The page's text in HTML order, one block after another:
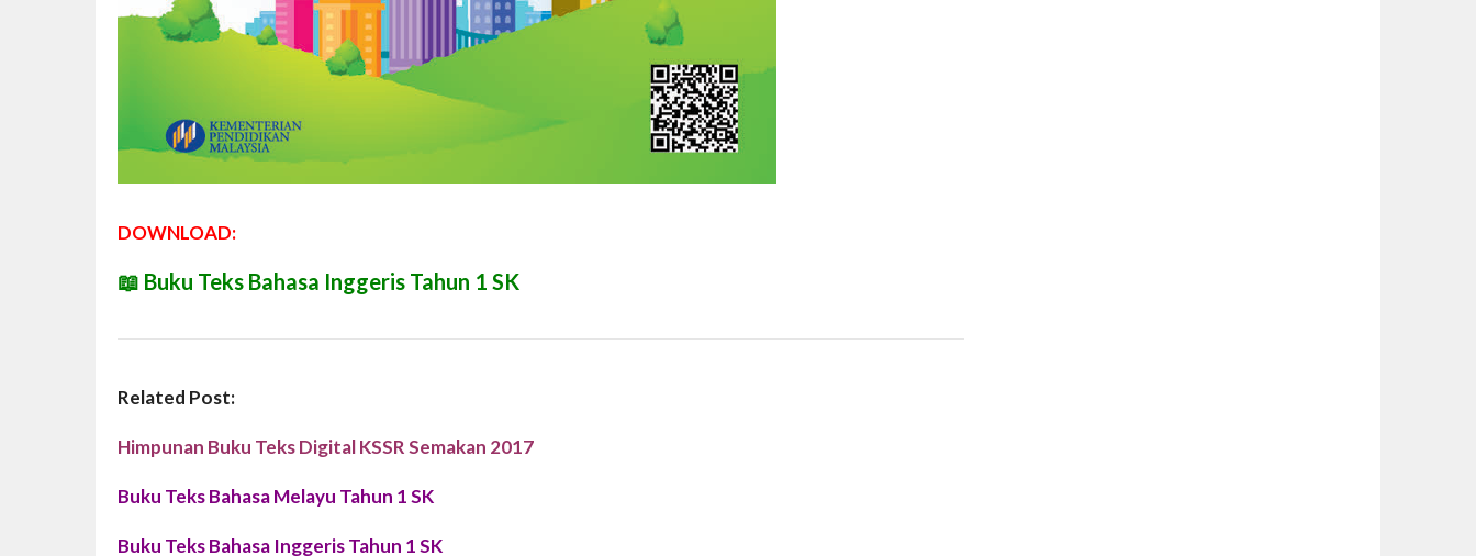
DOWNLOAD:
📖 Buku Teks Bahasa Inggeris Tahun 1 SK
Related Post:
Himpunan Buku Teks Digital KSSR Semakan 2017
Buku Teks Bahasa Melayu Tahun 1 SK
Buku Teks Bahasa Inggeris Tahun 1 SK